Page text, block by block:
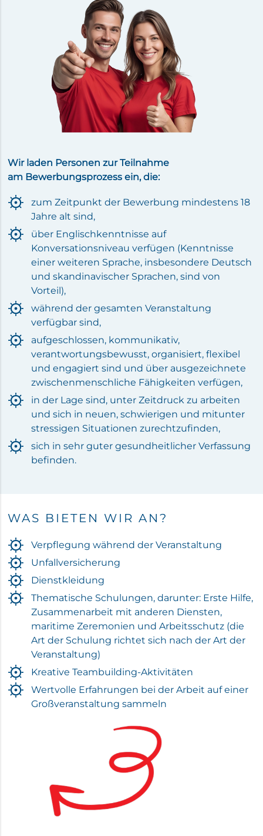
Wir laden Personen zur Teilnahme
am Bewerbungsprozess ein, die:
zum Zeitpunkt der Bewerbung mindestens 18
Jahre alt sind,
über Englischkenntnisse auf
Konversationsniveau verfügen (Kenntnisse
einer weiteren Sprache, insbesondere Deutsch
und skandinavischer Sprachen, sind von
Vorteil),
während der gesamten Veranstaltung
verfügbar sind,
aufgeschlossen, kommunikativ,
verantwortungsbewusst, organisiert, flexibel
und engagiert sind und über ausgezeichnete
zwischenmenschliche Fähigkeiten verfügen,
in der Lage sind, unter Zeitdruck zu arbeiten
und sich in neuen, schwierigen und mitunter
stressigen Situationen zurechtzufinden,
sich in sehr guter gesundheitlicher Verfassung
befinden.
WAS BIETEN WIR AN?
Verpflegung während der Veranstaltung
Unfallversicherung
Dienstkleidung
Thematische Schulungen, darunter: Erste Hilfe,
Zusammenarbeit mit anderen Diensten,
maritime Zeremonien und Arbeitsschutz (die
Art der Schulung richtet sich nach der Art der
Veranstaltung)
Kreative Teambuilding-Aktivitäten
Wertvolle Erfahrungen bei der Arbeit auf einer
Großveranstaltung sammeln